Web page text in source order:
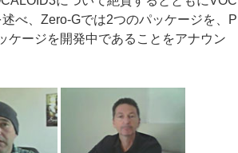
べ、Zero-Gでは2つのパッケージを、P
ケージを開発中であることをアナウン